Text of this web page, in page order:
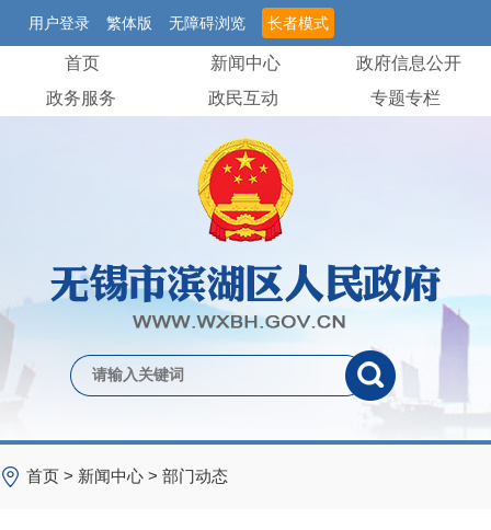
用户登录 繁体版 无障碍浏览 长者模式
首页 新闻中心
政府信息公开
政务服务
政民互动 专题专栏
首页 > 新闻中心 > 部门动态